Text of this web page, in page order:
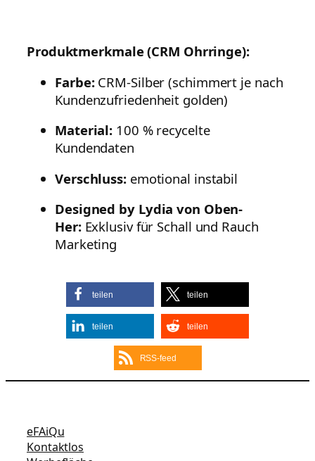
Produktmerkmale (CRM Ohrringe):
Farbe:CRM-Silber (schimmert je nach
Kundenzufriedenheit golden)
Material: 100 % recycelte
Kundendaten
Verschluss:emotional instabil
Designed by Lydia von Oben-
Her:Exklusiv für Schall und Rauch
Marketing
teilen teilen
teilen teilen
RSS-feed
eFAiQu
Kontaktlos